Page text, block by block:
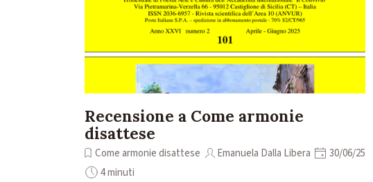
Recensione a Come armonie
disattese
Come armonie disattese Emanuela Dalla Libera
30/06/25
4 minuti